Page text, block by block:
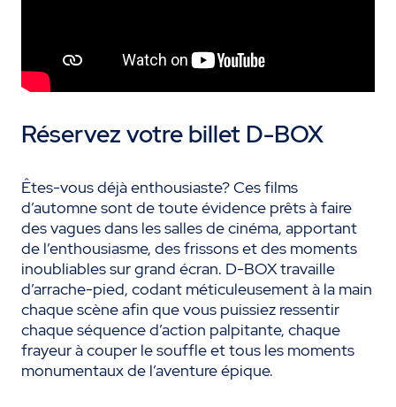
Réservez votre billet D-BOX
Êtes-vous déjà enthousiaste? Ces films
d’automne sont de toute évidence prêts à faire
des vagues dans les salles de cinéma, apportant
de l’enthousiasme, des frissons et des moments
inoubliables sur grand écran. D-BOX travaille
d’arrache-pied, codant méticuleusement à la main
chaque scène afin que vous puissiez ressentir
chaque séquence d’action palpitante, chaque
frayeur à couper le souffle et tous les moments
monumentaux de l’aventure épique.